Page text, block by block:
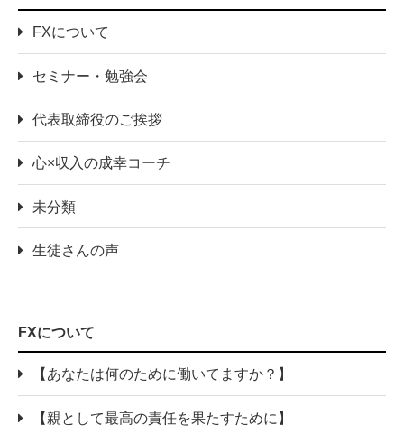
FXについて
セミナー・勉強会
代表取締役のご挨拶
心×収入の成幸コーチ
未分類
生徒さんの声
FXについて
【あなたは何のために働いてますか？】
【親として最高の責任を果たすために】